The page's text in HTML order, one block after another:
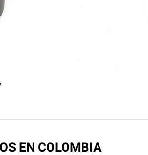
EN COLOMBIA